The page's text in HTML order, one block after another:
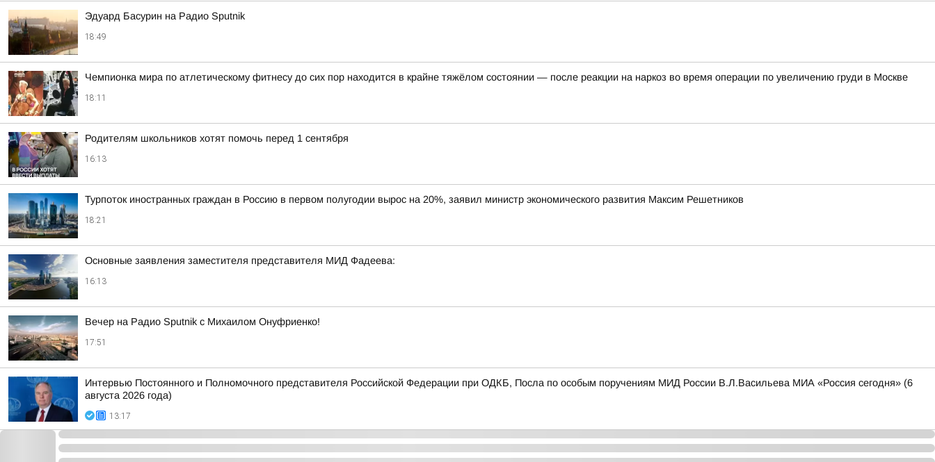
Эдуард Басурин на Радио Sputnik
18:49
Чемпионка мира по атлетическому фитнесу до сих пор находится в крайне тяжёлом состоянии — после реакции на наркоз во время операции по увеличению груди в Москве
18:11
Родителям школьников хотят помочь перед 1 сентября
16:13
Турпоток иностранных граждан в Россию в первом полугодии вырос на 20%, заявил министр экономического развития Максим Решетников
18:21
Основные заявления заместителя представителя МИД Фадеева:
16:13
Вечер на Радио Sputnik с Михаилом Онуфриенко!
17:51
Интервью Постоянного и Полномочного представителя Российской Федерации при ОДКБ, Посла по особым поручениям МИД России В.Л.Васильева МИА «Россия сегодня» (6
августа 2026 года)
13:17